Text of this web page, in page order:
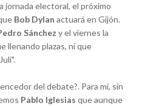
jornada electoral, el próximo
Bob Dylan actuará en Gijón.
Sánchez y el viernes la
llenando plazas, ni que
del debate?. Para mi, sin
Pablo Iglesias que aunque